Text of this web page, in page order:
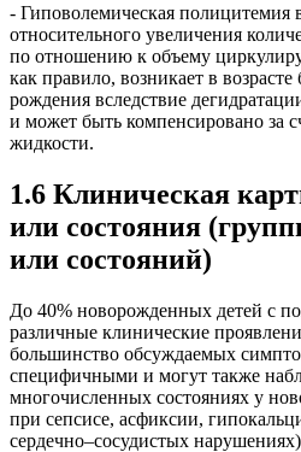
- Гиповолемическая полицитемия
относительного увеличения
по отношению к объему
как правило, возникает в
рождения вследствие
и может быть компенсировано за
жидкости.
1.6 Клиническая
или состояния
или состояний)
До 40% новорожденных детей с
различные клинические
большинство обсуждаемых
специфичными и могут также
многочисленных состояниях у
при сепсисе, асфиксии,
сердечно–сосудистых